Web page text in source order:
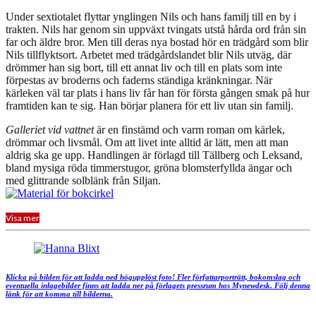
Under sextiotalet flyttar ynglingen Nils och hans familj till en by i
trakten. Nils har genom sin uppväxt tvingats utstå hårda ord från sin
far och äldre bror. Men till deras nya bostad hör en trädgård som blir
Nils tillflyktsort. Arbetet med trädgårdslandet blir Nils utväg, där
drömmer han sig bort, till ett annat liv och till en plats som inte
förpestas av broderns och faderns ständiga kränkningar. När
kärleken väl tar plats i hans liv får han för första gången smak på hur
framtiden kan te sig. Han börjar planera för ett liv utan sin familj.
Galleriet vid vattnetär en finstämd och varm roman om kärlek,
drömmar och livsmål. Om att livet inte alltid är lätt, men att man
aldrig ska ge upp. Handlingen är förlagd till Tällberg och Leksand,
bland mysiga röda timmerstugor, gröna blomsterfyllda ängar och
med glittrande solblänk från Siljan.
Visa mer
Klicka på bilden för att ladda ned högupplöst foto! Fler författarporträtt, bokomslag och
eventuella inlagebilder finns att ladda ner på förlagets pressrum hos Mynewdesk. Följ denna
länk för att komma till bilderna.